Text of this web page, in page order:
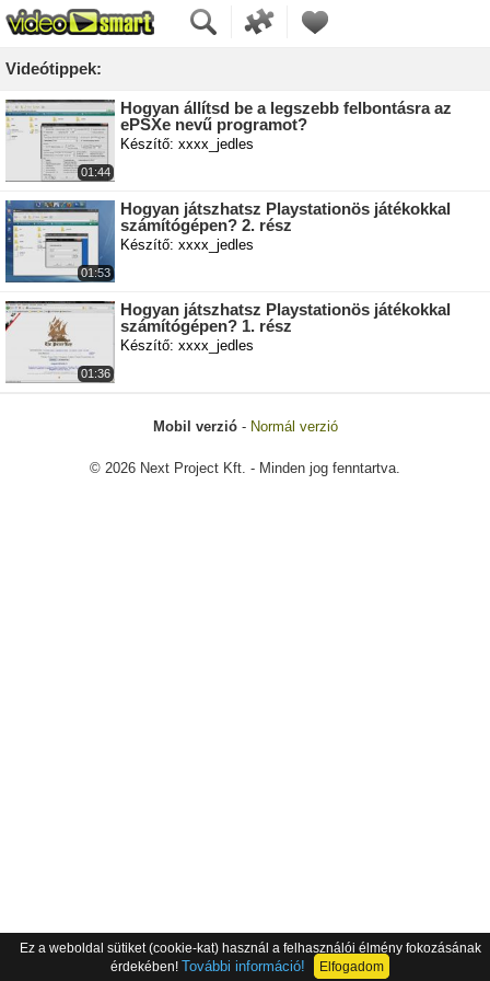
Videótippek:
01:44
Hogyan állítsd be a legszebb felbontásra az
ePSXe nevű programot?
Készítő: xxxx_jedles
01:53
Hogyan játszhatsz Playstationös játékokkal
számítógépen? 2. rész
Készítő: xxxx_jedles
01:36
Hogyan játszhatsz Playstationös játékokkal
számítógépen? 1. rész
Készítő: xxxx_jedles
Mobil verzió- Normál verzió
© 2026 Next Project Kft. - Minden jog fenntartva.
Ez a weboldal sütiket (cookie-kat) használ a felhasználói élmény fokozásának
érdekében! További információ! Elfogadom